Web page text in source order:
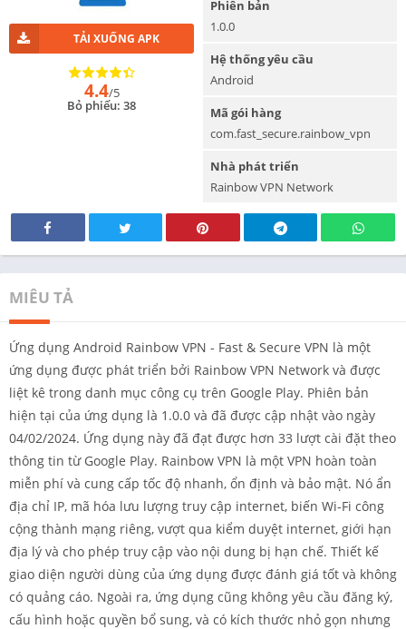
TẢI XUỐNG APK
4.4/5
Bỏ phiếu: 38
Phiên bản
1.0.0
Hệ thống yêu cầu
Android
Mã gói hàng
com.fast_secure.rainbow_vpn
Nhà phát triển
Rainbow VPN Network
MIÊU TẢ
Ứng dụng Android Rainbow VPN - Fast & Secure VPN là một
ứng dụng được phát triển bởi Rainbow VPN Network và được
liệt kê trong danh mục công cụ trên Google Play. Phiên bản
hiện tại của ứng dụng là 1.0.0 và đã được cập nhật vào ngày
04/02/2024. Ứng dụng này đã đạt được hơn 33 lượt cài đặt theo
thông tin từ Google Play. Rainbow VPN là một VPN hoàn toàn
miễn phí và cung cấp tốc độ nhanh, ổn định và bảo mật. Nó ẩn
địa chỉ IP, mã hóa lưu lượng truy cập internet, biến Wi-Fi công
cộng thành mạng riêng, vượt qua kiểm duyệt internet, giới hạn
địa lý và cho phép truy cập vào nội dung bị hạn chế. Thiết kế
giao diện người dùng của ứng dụng được đánh giá tốt và không
có quảng cáo. Ngoài ra, ứng dụng cũng không yêu cầu đăng ký,
cấu hình hoặc quyền bổ sung, và có kích thước nhỏ gọn nhưng